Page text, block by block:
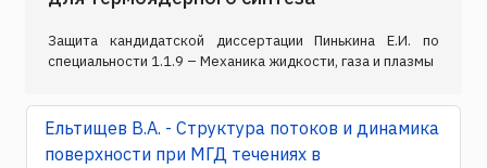
Защита кандидатской диссертации Пинькина Е.И. по
специальности 1.1.9 – Механика жидкости, газа и плазмы
Ельтищев В.А. - Структура потоков и динамика
поверхности при МГД течениях в